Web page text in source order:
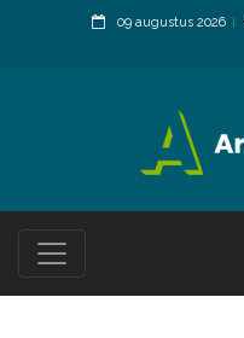
09 augustus 2026